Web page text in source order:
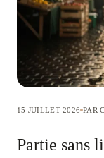
15 JUILLET 2026 PAR
Partie sans